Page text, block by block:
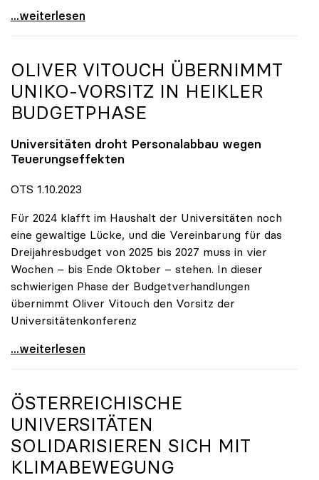
Physiknobelpreis: Investition in Forschung zahlt
...weiterlesen
OLIVER VITOUCH ÜBERNIMMT
UNIKO-VORSITZ IN HEIKLER
BUDGETPHASE
Universitäten droht Personalabbau wegen
Teuerungseffekten
OTS 1.10.2023
Für 2024 klafft im Haushalt der Universitäten noch
eine gewaltige Lücke, und die Vereinbarung für das
Dreijahresbudget von 2025 bis 2027 muss in vier
Wochen – bis Ende Oktober – stehen. In dieser
schwierigen Phase der Budgetverhandlungen
übernimmt Oliver Vitouch den Vorsitz der
Universitätenkonferenz
Oliver Vitouch übernimmt uniko-Vorsitz in heikler
...weiterlesen
ÖSTERREICHISCHE
UNIVERSITÄTEN
SOLIDARISIEREN SICH MIT
KLIMABEWEGUNG